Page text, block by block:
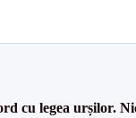
cu legea urșilor.